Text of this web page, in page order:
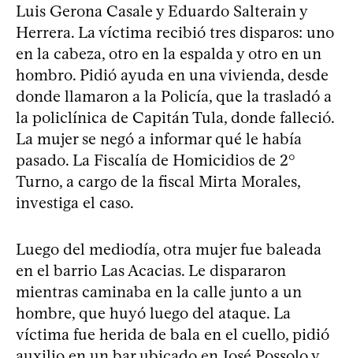
Luis Gerona Casale y Eduardo Salterain y
Herrera. La víctima recibió tres disparos: uno
en la cabeza, otro en la espalda y otro en un
hombro. Pidió ayuda en una vivienda, desde
donde llamaron a la Policía, que la trasladó a
la policlínica de Capitán Tula, donde falleció.
La mujer se negó a informar qué le había
pasado. La Fiscalía de Homicidios de 2°
Turno, a cargo de la fiscal Mirta Morales,
investiga el caso.
Luego del mediodía, otra mujer fue baleada
en el barrio Las Acacias. Le dispararon
mientras caminaba en la calle junto a un
hombre, que huyó luego del ataque. La
víctima fue herida de bala en el cuello, pidió